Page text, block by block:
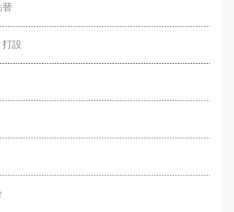
替
打設